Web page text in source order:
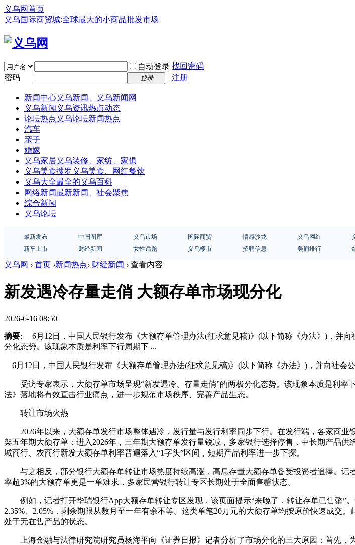
义乌网首页
义乌国际商贸城:全球最大的小商品批发市场
自动登录 找回密码
密码
登录 注册
新闻中心义乌新闻、义乌新闻网
义乌新闻 义乌资讯热点动态
论坛热点 义乌论坛新闻热点
汽车
亲子
婚嫁
义乌家居义乌装修、家纺、家俱
义乌美食搜罗义乌美食、网红餐饮
义乌大全最全的义乌百科
网络新闻最新新闻、社会聚焦
综合新闻
义乌论坛
最新发布 中国图库 义乌市场 国际商贸 情感沙龙 义乌网红
新车上市
财经新闻 女性话题 义乌楼市 招聘信息 美眉排行
义乌网 › 首页 ›新闻热点› 财经新闻 › 查看内容
新发遇冷存量走俏 大额存单市场现分化
2026-6-16 08:50
摘要: 6月12日，中国人民银行发布《大额存单管理办法(征求意见稿)》(以下简称《办法》)，
分化态势。该现象本质是利率下行周期下 ...
6月12日，中国人民银行发布《大额存单管理办法(征求意见稿)》(以下简称《办法》)，并向社会公
受访专家表示，大额存单市场呈现“新发遇冷、存量走俏”的两极分化态势。该现象本质是利率
法》落地将有效直击行业痛点，进一步规范市场秩序、完善产品生态。
转让市场火热
2026年以来，大额存单发行市场整体遇冷，发行量与发行利率同步下行。在发行端，各家商业
架五年期大额存单；进入2026年，三年期大额存单发行量锐减，多家银行选择停售，中长期产品
城商行、农商行新发大额存单利率普遍落入“1字头”区间，短期产品利率进一步下探。
与之相反，部分银行大额存单转让市场热度持续高涨，高息存量大额存单备受投资者追捧。记
率超3%的大额存单更是一单难求，多家民营银行转让专区长期处于全面售罄状态。
例如，记者打开华瑞银行App大额存单转让专区发现，该页面提示“来晚了，转让存单已售罄”。
2.35%、2.05%，剩余期限从数月至一年有余不等。这类单笔20万元的大额存单均按原价快速成交
处于无在售产品的状态。
上海金融与法律研究院研究员杨海平向《证券日报》记者分析了市场分化的三大原因：首先，